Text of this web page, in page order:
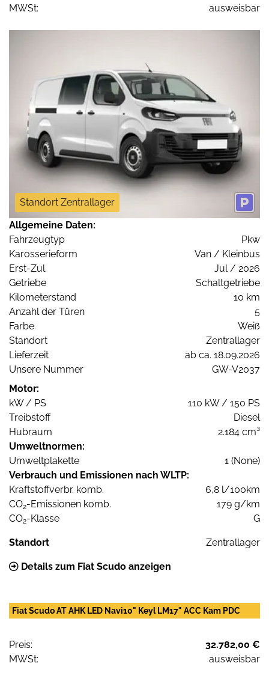
MWSt:
ausweisbar
Standort Zentrallager
Allgemeine Daten:
Fahrzeugtyp
Pkw
Karosserieform
Van / Kleinbus
Erst-Zul.
Jul / 2026
Getriebe
Schaltgetriebe
Kilometerstand
10 km
Anzahl der Türen
5
Farbe
Weiß
Standort
Zentrallager
Lieferzeit
ab ca. 18.09.2026
Unsere Nummer
GW-V2037
Motor:
kW / PS
110 kW / 150 PS
Treibstoff
Diesel
Hubraum
2.184 cm³
Umweltnormen:
Umweltplakette
1 (None)
Verbrauch und Emissionen nach WLTP:
Kraftstoffverbr. komb.
6,8 l/100km
CO2-Emissionen komb.
179 g/km
CO2-Klasse G
Standort Zentrallager
Details zum Fiat Scudo anzeigen
Fiat Scudo AT AHK LED Navi10" Keyl LM17" ACC Kam PDC
Preis:
32.782,00 €
MWSt:
ausweisbar